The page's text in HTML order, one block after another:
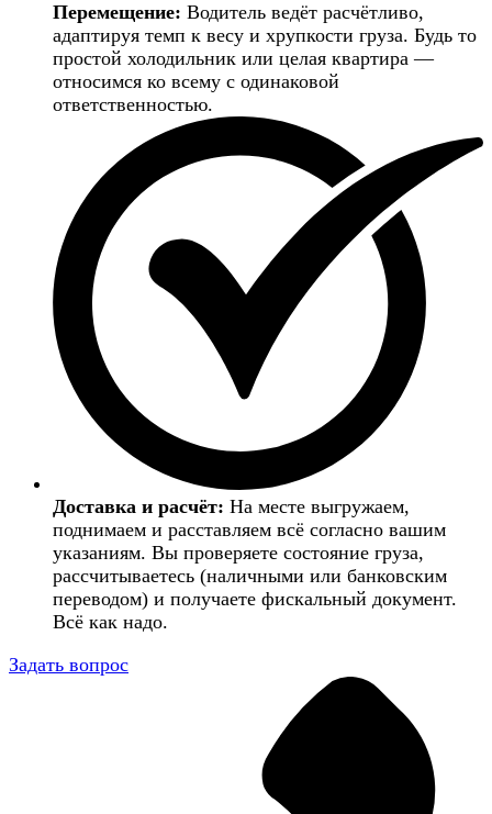
Перемещение: Водитель ведёт расчётливо,
адаптируя темп к весу и хрупкости груза. Будь то
простой холодильник или целая квартира —
относимся ко всему с одинаковой
ответственностью.
Доставка и расчёт: На месте выгружаем,
поднимаем и расставляем всё согласно вашим
указаниям. Вы проверяете состояние груза,
рассчитываетесь (наличными или банковским
переводом) и получаете фискальный документ.
Всё как надо.
Задать вопрос